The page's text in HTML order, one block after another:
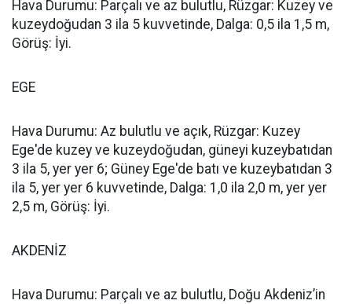
Hava Durumu: Parçalı ve az bulutlu, Rüzgar: Kuzey ve
kuzeydoğudan 3 ila 5 kuvvetinde, Dalga: 0,5 ila 1,5 m,
Görüş: İyi.
EGE
Hava Durumu: Az bulutlu ve açık, Rüzgar: Kuzey
Ege'de kuzey ve kuzeydoğudan, güneyi kuzeybatıdan
3 ila 5, yer yer 6; Güney Ege'de batı ve kuzeybatıdan 3
ila 5, yer yer 6 kuvvetinde, Dalga: 1,0 ila 2,0 m, yer yer
2,5 m, Görüş: İyi.
AKDENİZ
Hava Durumu: Parçalı ve az bulutlu, Doğu Akdeniz’in